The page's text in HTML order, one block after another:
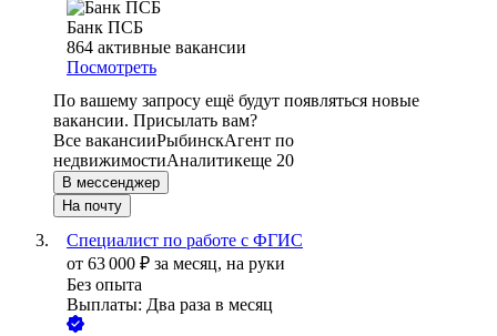
Банк ПСБ
864 активные вакансии
Посмотреть
По вашему запросу ещё будут появляться новые
вакансии. Присылать вам?
Все вакансииРыбинскАгент по
недвижимостиАналитикеще 20
В мессенджер
На почту
Специалист по работе с ФГИС
от 63 000 ₽ за месяц, на руки
Без опыта
Выплаты: Два раза в месяц